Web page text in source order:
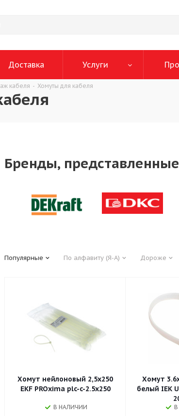
Доставка Услуги
кабеля - Хомуты для кабеля
Бренды,
Популярные По алфавиту (Я-А) Дороже
Хомут нейлоновый 2,5х250
EKF PROxima plc-c-2.5x250
В НАЛИЧИИ
Хомут
белый IEK